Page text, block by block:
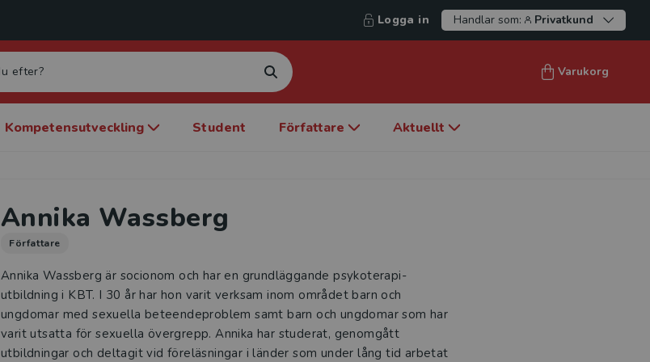
Logga in Handlar som: Privatkund
Varukorg
Kompetensutveckling Student Författare Aktuellt
Annika Wassberg
Författare
Annika Wassberg är socionom och har en grundläggande psykoterapi-
utbildning i KBT. I 30 år har hon varit verksam inom området barn och
ungdomar med sexuella beteendeproblem samt barn och ungdomar som har
varit utsatta för sexuella övergrepp. Annika har studerat, genomgått
utbildningar och deltagit vid föreläsningar i länder som under lång tid arbetat